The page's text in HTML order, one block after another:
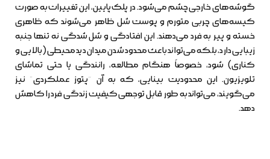
گوشه‌های خارجی چشم می‌شود. در پلک پایین، این تغییرات به صورت
کیسه‌های چربی متورم و پوست شل ظاهر می‌شوند که ظاهری
خسته و پیر به فرد می‌دهند. این افتادگی و شل شدگی نه تنها جنبه
زیبایی دارد، بلکه می‌تواند باعث محدود شدن میدان دید محیطی (بالایی و
کناری) شود، خصوصاً هنگام مطالعه، رانندگی یا حتی تماشای
تلویزیون. این محدودیت بینایی، که به آن “پتوز عملکردی” نیز
می‌گویند، می‌تواند به طور قابل توجهی کیفیت زندگی فرد را کاهش
دهد.